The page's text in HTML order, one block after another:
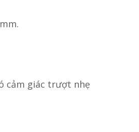
cảm giác trượt nhẹ